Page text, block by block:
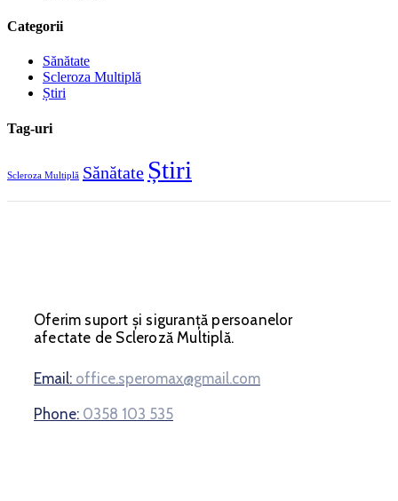
Categorii
Sănătate
Scleroza Multiplă
Știri
Tag-uri
Scleroza Multiplă Sănătate Știri
Oferim suport și siguranță persoanelor
afectate de Scleroză Multiplă.
Email: office.speromax@gmail.com
Phone: 0358 103 535